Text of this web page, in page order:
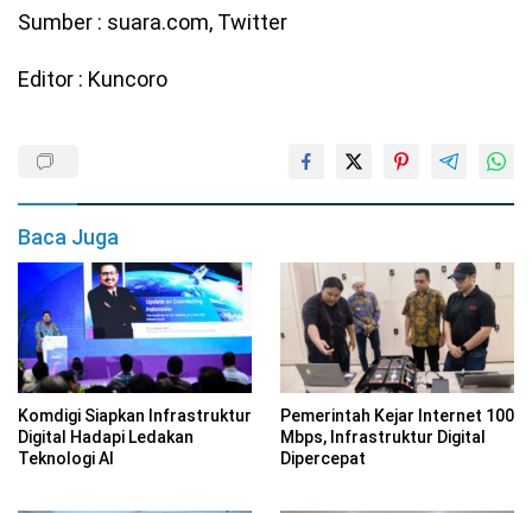
Sumber : suara.com, Twitter
Editor : Kuncoro
Baca Juga
Komdigi Siapkan Infrastruktur
Digital Hadapi Ledakan
Teknologi AI
Pemerintah Kejar Internet 100
Mbps, Infrastruktur Digital
Dipercepat